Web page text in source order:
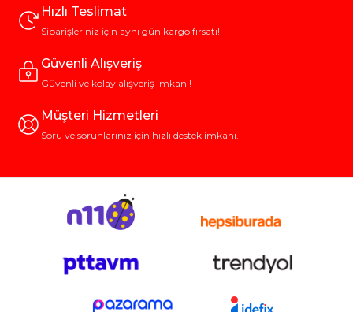
Hızlı Teslimat
Siparişleriniz için aynı gün kargo fırsatı!
Güvenli Alışveriş
Güvenli ve kolay alışveriş imkanı!
Müşteri Hizmetleri
Soru ve sorunlarınız için hızlı destek imkanı.